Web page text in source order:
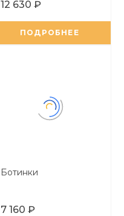
12 630 ₽
ПОДРОБНЕЕ
Ботинки
7 160 ₽